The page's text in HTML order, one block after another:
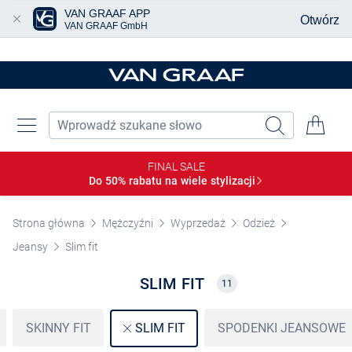
FINAL SALE
Do 50% rabatu na wiele stylizacji
Strona główna Mężczyźni Wyprzedaż
Odzież
Jeansy
Slim fit
SLIM FIT 11
SKINNY FIT SLIM FIT SPODENKI JEANSOWE
VAN GRAAF APP
VAN GRAAF GmbH Otwórz